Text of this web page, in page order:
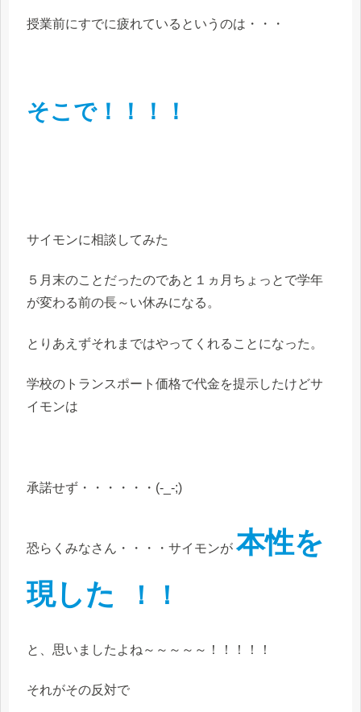
授業前にすでに疲れているというのは・・・
そこで！！！！
サイモンに相談してみた
５月末のことだったのであと１ヵ月ちょっとで学年
が変わる前の長～い休みになる。
とりあえずそれまではやってくれることになった。
学校のトランスポート価格で代金を提示したけどサ
イモンは
承諾せず・・・・・・(-_-;)
恐らくみなさん・・・・サイモンが 本性を
現した
！！
と、思いましたよね～～～～～！！！！！
それがその反対で